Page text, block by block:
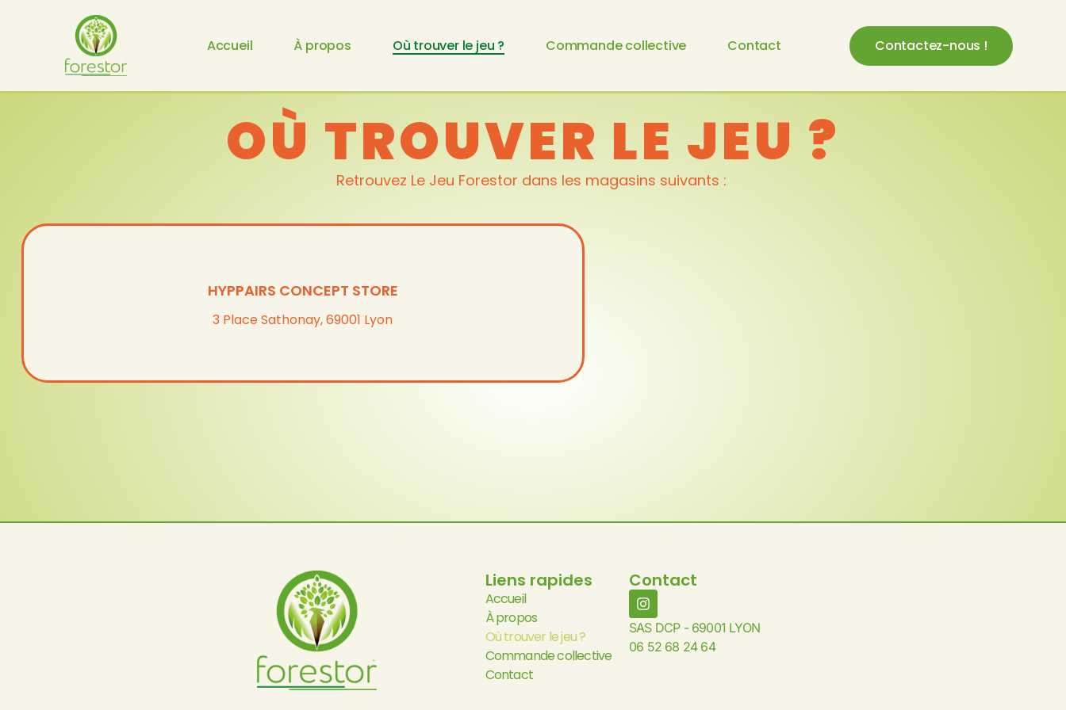
Accueil À propos Où trouver le jeu ? Commande collective Contact Contactez-nous !
OÙ TROUVER LE JEU ?
Retrouvez Le Jeu Forestor dans les magasins suivants :
HYPPAIRS CONCEPT STORE
3 Place Sathonay, 69001 Lyon
Liens rapides
Accueil
À propos
Où trouver le jeu ?
Commande collective
Contact
Contact
SAS DCP - 69001 LYON
06 52 68 24 64